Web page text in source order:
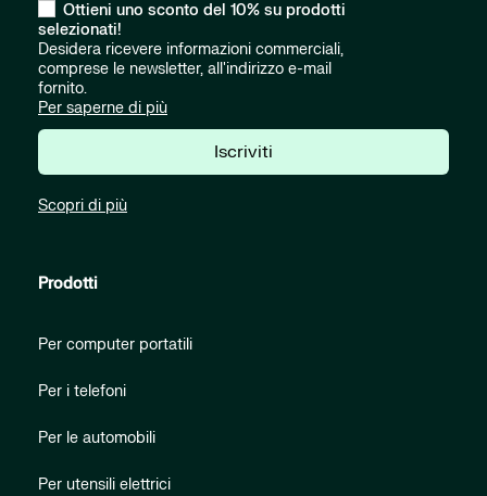
Ottieni uno sconto del 10% su prodotti
selezionati!
Desidera ricevere informazioni commerciali,
comprese le newsletter, all'indirizzo e-mail
fornito.
Per saperne di più
Iscriviti
Scopri di più
Prodotti
Per computer portatili
Per i telefoni
Per le automobili
Per utensili elettrici